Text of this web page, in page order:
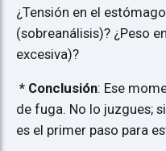
¿Tensión en el
(sobreanálisis)? ¿Peso
excesiva)?
* Conclusión: Ese
de fuga. No lo juzgues;
es el primer paso para